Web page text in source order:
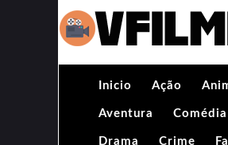
Inicio Ação
Aventura Comédia
Drama Crime